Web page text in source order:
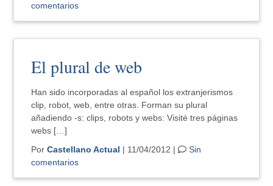
comentarios
El plural de web
Han sido incorporadas al español los extranjerismos
clip, robot, web, entre otras. Forman su plural
añadiendo -s: clips, robots y webs: Visité tres páginas
webs […]
PorCastellano Actual | 11/04/2012 |
Sin
comentarios